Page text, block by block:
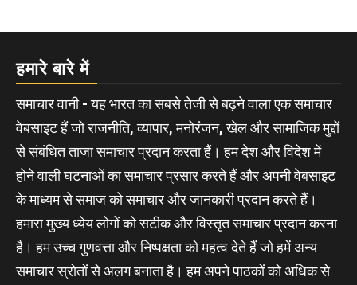
हमारे बारे में
समाचार वानी - यह भारत का सबसे तेजी से बढ़ने वाला एक समाचार
वेबसाइट हैं जो राजनीति, व्यापार, मनोरंजन, खेल और सामाजिक मुद्दों
से संबंधित ताजा समाचार प्रदान करता हैं। हम देश और विदेश में
होने वाली घटनाओं का समाचार प्रसार करते हैं और अपनी वेबसाइट
के माध्यम से समाज को समाचार और जानकारी प्रदान करते हैं।
हमारा मुख्य ध्येय लोगों को सटीक और विस्तृत समाचार प्रदान करना
है। हम उच्च गुणवत्ता और निष्पक्षता को महत्व देते हैं जो हमें अन्य
समाचार स्रोतों से अलग बनाता है। हम अपने पाठकों को अधिक से